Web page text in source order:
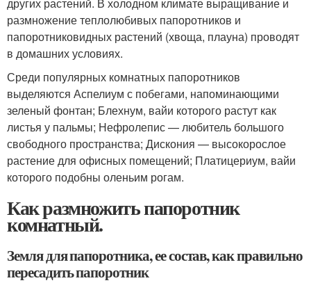
размножение теплолюбивых папоротников и
папоротниковидных растений (хвоща, плауна) проводят
в домашних условиях.
Среди популярных комнатных папоротников
выделяются Аспелиум с побегами, напоминающими
зеленый фонтан; Блехнум, вайи которого растут как
листья у пальмы; Нефролепис — любитель большого
свободного пространства; Дискония — высокорослое
растение для офисных помещений; Платицериум, вайи
которого подобны оленьим рогам.
Как размножить папоротник
комнатный.
Земля для папоротника, ее состав, как правильно
пересадить папоротник